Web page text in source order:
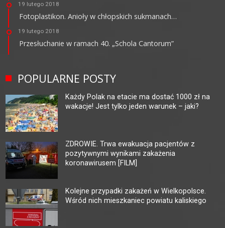
19 lutego 2018
Fotoplastikon. Anioły w chłopskich sukmanach…
19 lutego 2018
Przesłuchanie w ramach 40. „Schola Cantorum”
POPULARNE POSTY
Każdy Polak na etacie ma dostać 1000 zł na
wakacje! Jest tylko jeden warunek – jaki?
ZDROWIE. Trwa ewakuacja pacjentów z
pozytywnymi wynikami zakażenia
koronawirusem [FILM]
Kolejne przypadki zakażeń w Wielkopolsce.
Wśród nich mieszkaniec powiatu kaliskiego